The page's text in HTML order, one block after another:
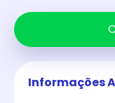
Informações